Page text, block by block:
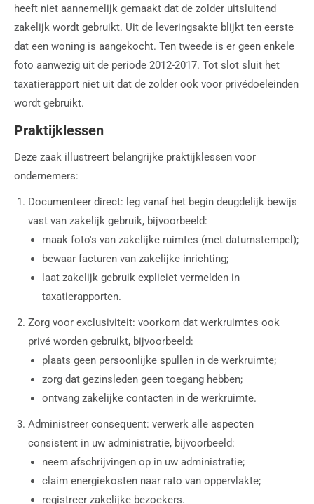
heeft niet aannemelijk gemaakt dat de zolder uitsluitend
zakelijk wordt gebruikt. Uit de leveringsakte blijkt ten eerste
dat een woning is aangekocht. Ten tweede is er geen enkele
foto aanwezig uit de periode 2012-2017. Tot slot sluit het
taxatierapport niet uit dat de zolder ook voor privédoeleinden
wordt gebruikt.
Praktijklessen
Deze zaak illustreert belangrijke praktijklessen voor
ondernemers:
Documenteer direct: leg vanaf het begin deugdelijk bewijs
vast van zakelijk gebruik, bijvoorbeeld:
maak foto's van zakelijke ruimtes (met datumstempel);
bewaar facturen van zakelijke inrichting;
laat zakelijk gebruik expliciet vermelden in
taxatierapporten.
Zorg voor exclusiviteit: voorkom dat werkruimtes ook
privé worden gebruikt, bijvoorbeeld:
plaats geen persoonlijke spullen in de werkruimte;
zorg dat gezinsleden geen toegang hebben;
ontvang zakelijke contacten in de werkruimte.
Administreer consequent: verwerk alle aspecten
consistent in uw administratie, bijvoorbeeld:
neem afschrijvingen op in uw administratie;
claim energiekosten naar rato van oppervlakte;
registreer zakelijke bezoekers.